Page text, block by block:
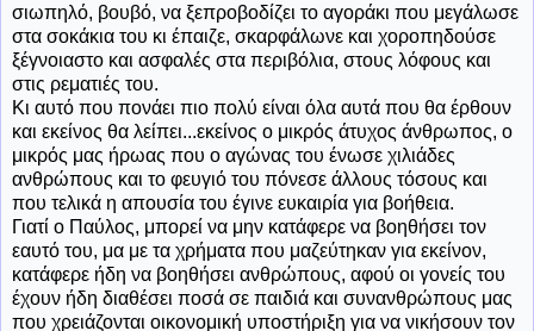
σιωπηλό, βουβό, να ξεπροβοδίζει το αγοράκι που μεγάλωσε
στα σοκάκια του κι έπαιζε, σκαρφάλωνε και χοροπηδούσε
ξέγνοιαστο και ασφαλές στα περιβόλια, στους λόφους και
στις ρεματιές του.
Κι αυτό που πονάει πιο πολύ είναι όλα αυτά που θα έρθουν
και εκείνος θα λείπει...εκείνος ο μικρός άτυχος άνθρωπος, ο
μικρός μας ήρωας που ο αγώνας του ένωσε χιλιάδες
ανθρώπους και το φευγιό του πόνεσε άλλους τόσους και
που τελικά η απουσία του έγινε ευκαιρία για βοήθεια.
Γιατί ο Παύλος, μπορεί να μην κατάφερε να βοηθήσει τον
εαυτό του, μα με τα χρήματα που μαζεύτηκαν για εκείνον,
κατάφερε ήδη να βοηθήσει ανθρώπους, αφού οι γονείς του
έχουν ήδη διαθέσει ποσά σε παιδιά και συνανθρώπους μας
που χρειάζονται οικονομική υποστήριξη για να νικήσουν τον